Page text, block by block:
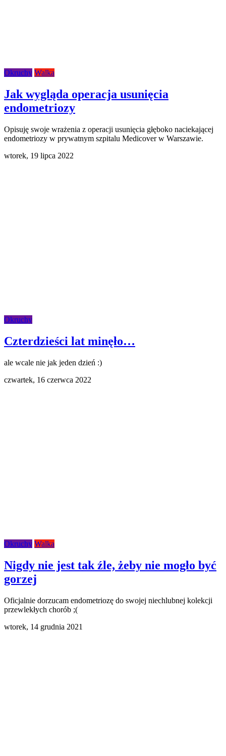
Okruchy Walka
Jak wygląda operacja usunięcia
endometriozy
Opisuję swoje wrażenia z operacji usunięcia głęboko naciekającej
endometriozy w prywatnym szpitalu Medicover w Warszawie.
wtorek, 19 lipca 2022
Okruchy
Czterdzieści lat minęło…
ale wcale nie jak jeden dzień :)
czwartek, 16 czerwca 2022
Okruchy Walka
Nigdy nie jest tak źle, żeby nie mogło być
gorzej
Oficjalnie dorzucam endometriozę do swojej niechlubnej kolekcji
przewlekłych chorób ;(
wtorek, 14 grudnia 2021